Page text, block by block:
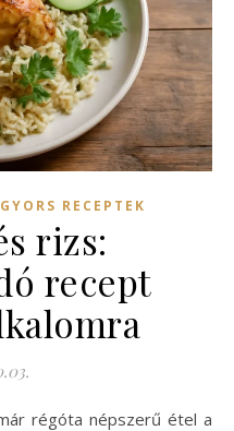
GYORS RECEPTEK
rizs:
recept